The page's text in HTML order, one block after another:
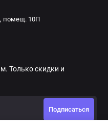
помещ. 10П
Только скидки и
Подписаться